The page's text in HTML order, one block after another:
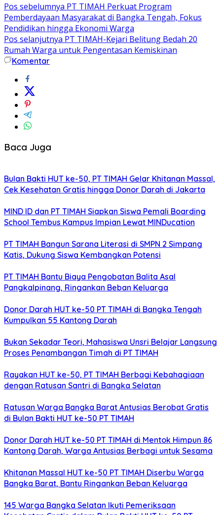
Pos sebelumnya PT TIMAH Perkuat Program
Pemberdayaan Masyarakat di Bangka Tengah, Fokus
Pendidikan hingga Ekonomi Warga
Pos selanjutnya PT TIMAH-Kejari Belitung Bedah 20
Rumah Warga untuk Pengentasan Kemiskinan
Komentar
Baca Juga
Bulan Bakti HUT ke-50, PT TIMAH Gelar Khitanan Massal,
Cek Kesehatan Gratis hingga Donor Darah di Jakarta
MIND ID dan PT TIMAH Siapkan Siswa Pemali Boarding
School Tembus Kampus Impian Lewat MINDucation
PT TIMAH Bangun Sarana Literasi di SMPN 2 Simpang
Katis, Dukung Siswa Kembangkan Potensi
PT TIMAH Bantu Biaya Pengobatan Balita Asal
Pangkalpinang, Ringankan Beban Keluarga
Donor Darah HUT ke-50 PT TIMAH di Bangka Tengah
Kumpulkan 55 Kantong Darah
Bukan Sekadar Teori, Mahasiswa Unsri Belajar Langsung
Proses Penambangan Timah di PT TIMAH
Rayakan HUT ke-50, PT TIMAH Berbagi Kebahagiaan
dengan Ratusan Santri di Bangka Selatan
Ratusan Warga Bangka Barat Antusias Berobat Gratis
di Bulan Bakti HUT ke-50 PT TIMAH
Donor Darah HUT ke-50 PT TIMAH di Mentok Himpun 86
Kantong Darah, Warga Antusias Berbagi untuk Sesama
Khitanan Massal HUT ke-50 PT TIMAH Diserbu Warga
Bangka Barat, Bantu Ringankan Beban Keluarga
145 Warga Bangka Selatan Ikuti Pemeriksaan